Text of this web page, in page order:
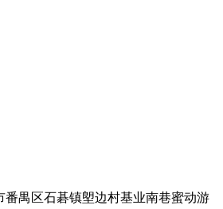
番禺区石碁镇塱边村基业南巷蜜动游